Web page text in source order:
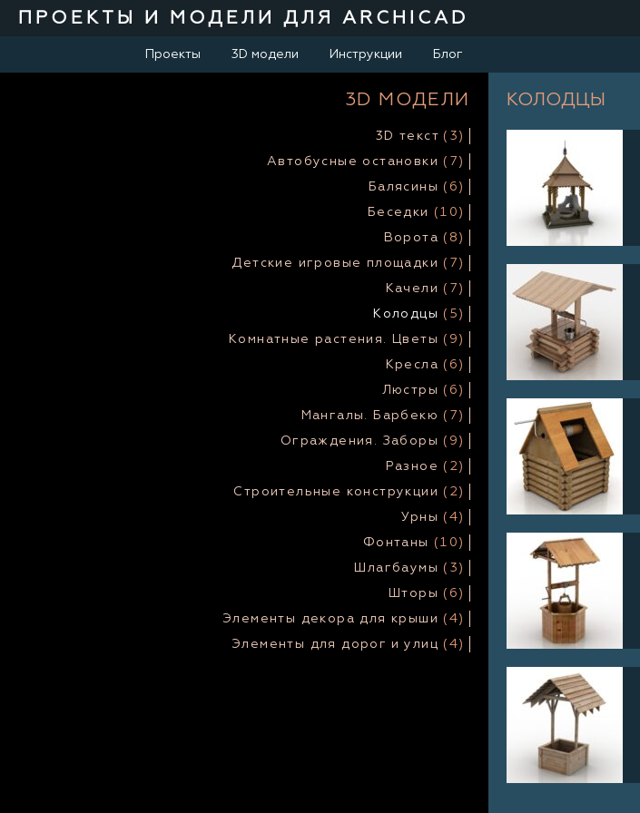
ПРОЕКТЫ И МОДЕЛИ ДЛЯ ARCHICAD
Проекты 3D модели Инструкции Блог
3D МОДЕЛИ
3D текст(3)
Автобусные остановки (7)
Балясины (6)
Беседки
(10)
Ворота (8)
Детские игровые площадки (7)
Качели (7)
Колодцы (5)
Комнатные растения. Цветы (9)
Кресла (6)
Люстры (6)
Мангалы. Барбекю (7)
Ограждения. Заборы (9)
Разное (2)
Строительные конструкции (2)
Урны (4)
Фонтаны
(10)
Шлагбаумы (3)
Шторы (6)
Элементы декора для крыши (4)
Элементы для дорог и улиц (4)
КОЛОДЦЫ